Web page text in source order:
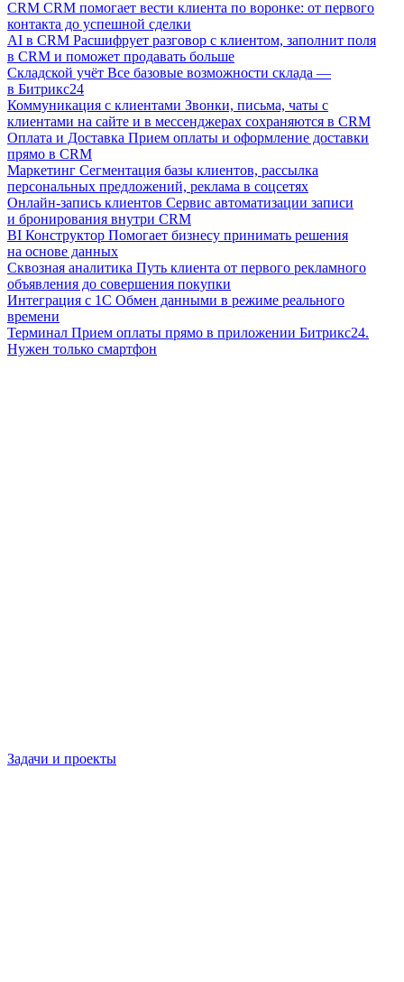
CRM CRM помогает вести клиента по воронке: от первого
контакта до успешной сделки
AI в CRM Расшифрует разговор с клиентом, заполнит поля
в CRM и поможет продавать больше
Складской учёт Все базовые возможности склада —
в Битрикс24
Коммуникация с клиентами Звонки, письма, чаты с
клиентами на сайте и в мессенджерах сохраняются в CRM
Оплата и Доставка Прием оплаты и оформление доставки
прямо в CRM
Маркетинг Сегментация базы клиентов, рассылка
персональных предложений, реклама в соцсетях
Онлайн-запись клиентов Сервис автоматизации записи
и бронирования внутри CRM
BI Конструктор Помогает бизнесу принимать решения
на основе данных
Сквозная аналитика Путь клиента от первого рекламного
объявления до совершения покупки
Интеграция с 1С Обмен данными в режиме реального
времени
Терминал Прием оплаты прямо в приложении Битрикс24.
Нужен только смартфон
Задачи и проекты